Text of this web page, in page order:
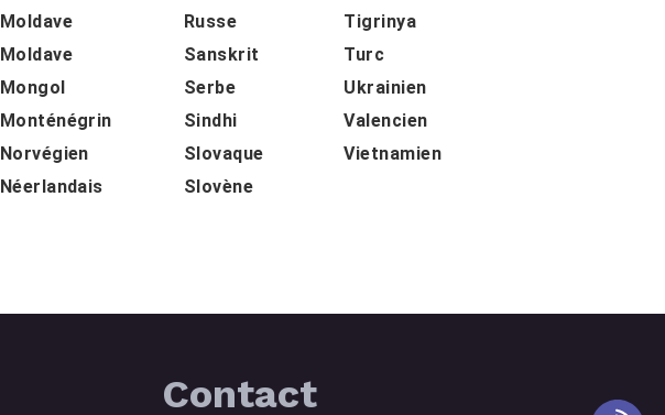
Moldave
Moldave
Mongol
Monténégrin
Norvégien
Néerlandais
Russe
Sanskrit
Serbe
Sindhi
Slovaque
Slovène
Tigrinya
Turc
Ukrainien
Valencien
Vietnamien
Contact